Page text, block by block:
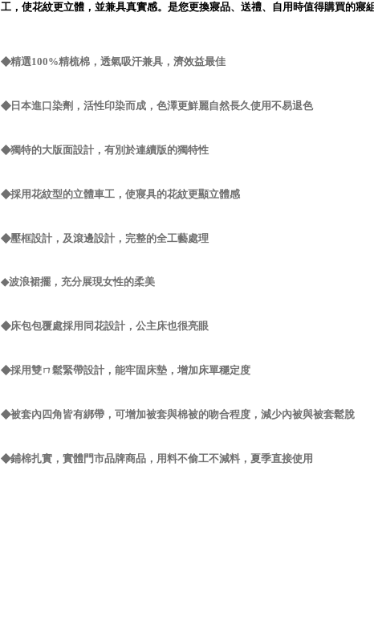
工，使花紋更立體，並兼具真實感。是您更換寢品、送禮、自用時值得購買的寢組
◆精選100%精梳棉，透氣吸汗兼具，濟效益最佳
◆日本進口染劑，活性印染而成，色澤更鮮麗自然長久使用不易退色
◆獨特的大版面設計，有別於連續版的獨特性
◆採用花紋型的立體車工，使寢具的花紋更顯立體感
◆壓框設計，及滾邊設計，完整的全工藝處理
◆波浪裙擺，充分展現女性的柔美
◆床包包覆處採用同花設計，公主床也很亮眼
◆採用雙ㄇ鬆緊帶設計，能牢固床墊，增加床單穩定度
◆被套內四角皆有綁帶，可增加被套與棉被的吻合程度，減少內被與被套鬆脫
◆鋪棉扎實，實體門市品牌商品，用料不偷工不減料，夏季直接使用